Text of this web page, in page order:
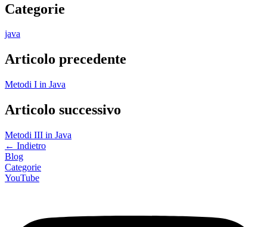
Categorie
java
Articolo precedente
Metodi I in Java
Articolo successivo
Metodi III in Java
← Indietro
Blog
Categorie
YouTube